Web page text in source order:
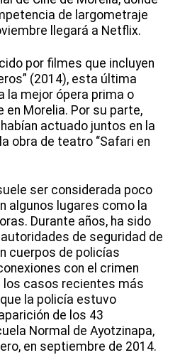
de largometraje
llegará a Netflix.
por filmes que incluyen
(2014), esta última
la mejor ópera prima o
Morelia. Por su parte,
actuado juntos en la
obra de teatro “Safari en
ser considerada poco
algunos lugares como la
Durante años, ha sido
de seguridad de
cuerpos de policías
con el crimen
los casos recientes más
la policía estuvo
de los 43
Normal de Ayotzinapa,
en septiembre de 2014.